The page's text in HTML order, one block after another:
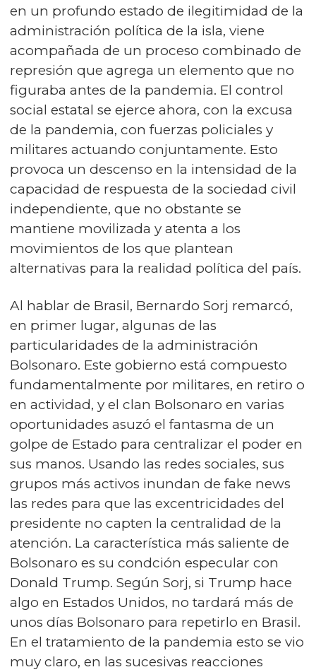
en un profundo estado de ilegitimidad de la
administración política de la isla, viene
acompañada de un proceso combinado de
represión que agrega un elemento que no
figuraba antes de la pandemia. El control
social estatal se ejerce ahora, con la excusa
de la pandemia, con fuerzas policiales y
militares actuando conjuntamente. Esto
provoca un descenso en la intensidad de la
capacidad de respuesta de la sociedad civil
independiente, que no obstante se
mantiene movilizada y atenta a los
movimientos de los que plantean
alternativas para la realidad política del país.
Al hablar de Brasil, Bernardo Sorj remarcó,
en primer lugar, algunas de las
particularidades de la administración
Bolsonaro. Este gobierno está compuesto
fundamentalmente por militares, en retiro o
en actividad, y el clan Bolsonaro en varias
oportunidades asuzó el fantasma de un
golpe de Estado para centralizar el poder en
sus manos. Usando las redes sociales, sus
grupos más activos inundan de fake news
las redes para que las excentricidades del
presidente no capten la centralidad de la
atención. La característica más saliente de
Bolsonaro es su condción especular con
Donald Trump. Según Sorj, si Trump hace
algo en Estados Unidos, no tardará más de
unos días Bolsonaro para repetirlo en Brasil.
En el tratamiento de la pandemia esto se vio
muy claro, en las sucesivas reacciones